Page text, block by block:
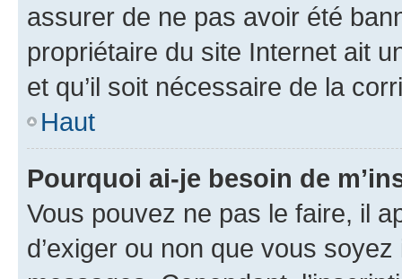
assurer de ne pas avoir été
propriétaire du site Internet ait
et qu’il soit nécessaire de la
Haut
Pourquoi ai-je besoin de
Vous pouvez ne pas le faire, il
d’exiger ou non que vous